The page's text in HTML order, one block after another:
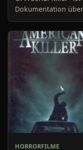
Dokumentation
Serienmörderin
Wuornos, deren
die Vorlage des
nominierten
HORRORFILME